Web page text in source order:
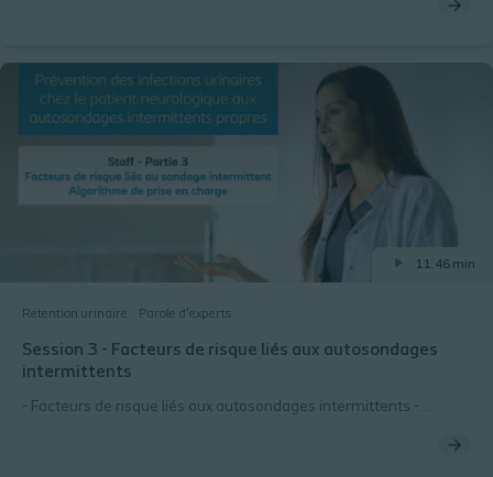
Rétention urinaire Parole d’experts
11.46 min
Session 3 - Facteurs de risque liés aux autosondages
intermittents
- Facteurs de risque liés aux autosondages intermittents -